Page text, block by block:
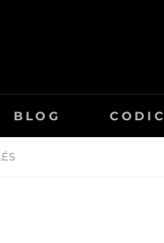
BLOG CODIC